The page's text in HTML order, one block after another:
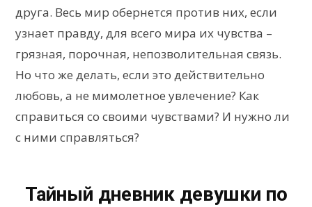
друга. Весь мир обернется против них, если
узнает правду, для всего мира их чувства –
грязная, порочная, непозволительная связь.
Но что же делать, если это действительно
любовь, а не мимолетное увлечение? Как
справиться со своими чувствами? И нужно ли
с ними справляться?
Тайный дневник девушки по